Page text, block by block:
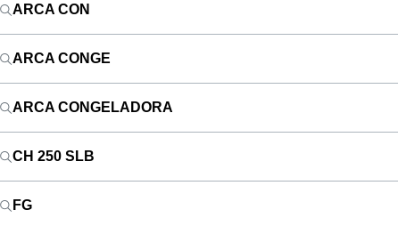
ARCA CON
ARCA CONGE
ARCA CONGELADORA
CH 250 SLB
FG